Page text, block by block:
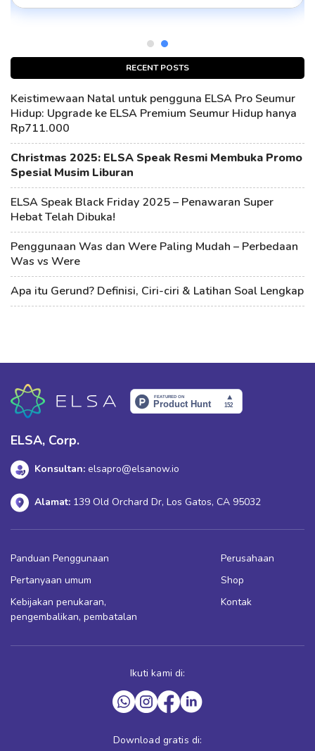
RECENT POSTS
Keistimewaan Natal untuk pengguna ELSA Pro Seumur
Hidup: Upgrade ke ELSA Premium Seumur Hidup hanya
Rp711.000
Christmas 2025: ELSA Speak Resmi Membuka Promo
Spesial Musim Liburan
ELSA Speak Black Friday 2025 – Penawaran Super
Hebat Telah Dibuka!
Penggunaan Was dan Were Paling Mudah – Perbedaan
Was vs Were
Apa itu Gerund? Definisi, Ciri-ciri & Latihan Soal Lengkap
ELSA, Corp.
Konsultan: elsapro@elsanow.io
Alamat: 139 Old Orchard Dr, Los Gatos, CA 95032
Panduan Penggunaan
Pertanyaan umum
Kebijakan penukaran,
pengembalikan, pembatalan
Perusahaan
Shop
Kontak
Ikuti kami di:
Download gratis di: